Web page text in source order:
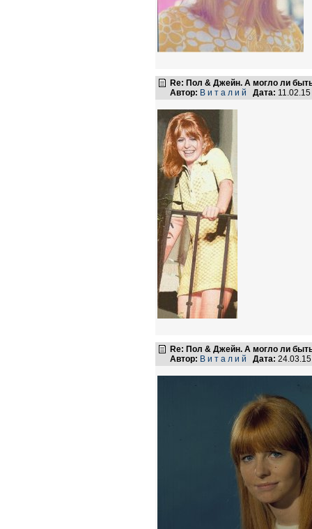
Re: Пол & Джейн. А могло ли
Автор: В и т а л и й Дата:
Re: Пол & Джейн. А могло ли
Автор: В и т а л и й Дата: